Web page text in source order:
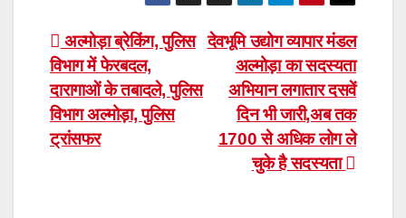
Post
navigation
देवभूमि उद्योग व्यापार मंडल
अल्मोड़ा का सदस्यता
अभियान लगातार दसवें
दिन भी जारी,अब तक
1700 से अधिक लोग ले
चुके है सदस्यता
अल्मोड़ा ब्रेकिंग, पुलिस
विभाग में फेरबदल,
दारागाओं के तबादले, पुलिस
विभाग अल्मोड़ा, पुलिस
ट्रांसफर